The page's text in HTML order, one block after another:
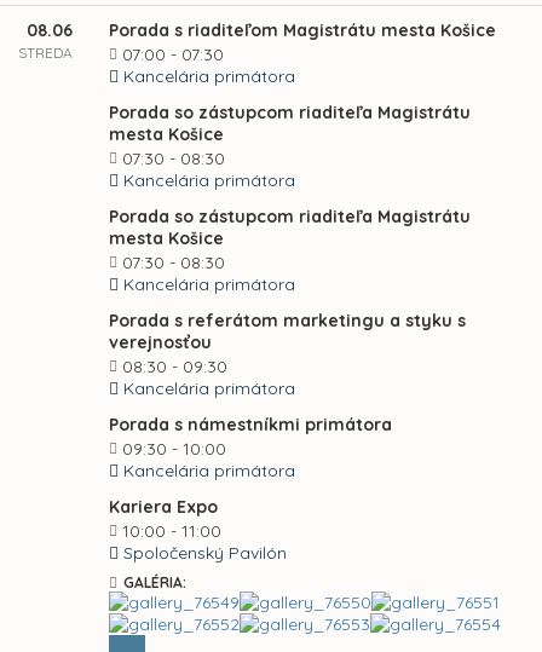
08.06
STREDA
Porada s riaditeľom Magistrátu mesta Košice
07:00 - 07:30
Kancelária primátora
Porada so zástupcom riaditeľa Magistrátu
mesta Košice
07:30 - 08:30
Kancelária primátora
Porada so zástupcom riaditeľa Magistrátu
mesta Košice
07:30 - 08:30
Kancelária primátora
Porada s referátom marketingu a styku s
verejnosťou
08:30 - 09:30
Kancelária primátora
Porada s námestníkmi primátora
09:30 - 10:00
Kancelária primátora
Kariera Expo
10:00 - 11:00
Spoločenský Pavilón
GALÉRIA: